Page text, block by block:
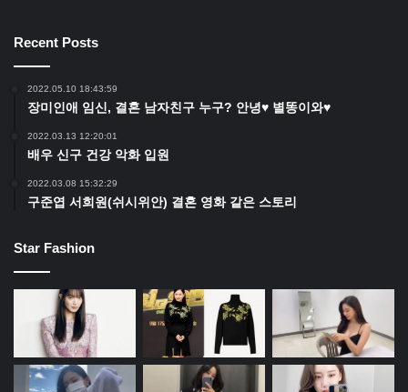
Recent Posts
2022.05.10 18:43:59
장미인애 임신, 결혼 남자친구 누구? 안녕♥ 별똥이와♥
2022.03.13 12:20:01
배우 신구 건강 악화 입원
2022.03.08 15:32:29
구준엽 서희원(쉬시위안) 결혼 영화 같은 스토리
Star Fashion